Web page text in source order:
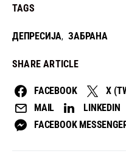
TAGS
ДЕПРЕСИЈА, ЗАБРАНА
SHARE ARTICLE
FACEBOOK X
MAIL
LINKEDIN
FACEBOOK